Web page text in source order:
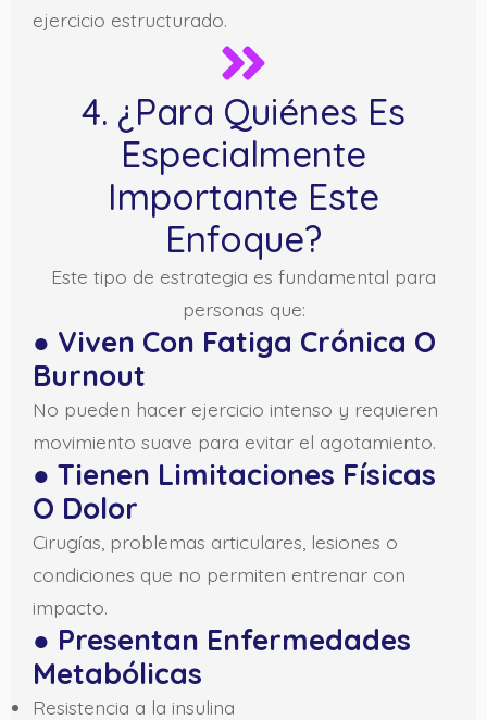
ejercicio estructurado.
4. ¿Para Quiénes Es
Especialmente
Importante Este
Enfoque?
Este tipo de estrategia es fundamental para
personas que:
● Viven Con Fatiga Crónica O
Burnout
No pueden hacer ejercicio intenso y requieren
movimiento suave para evitar el agotamiento.
● Tienen Limitaciones Físicas
O Dolor
Cirugías, problemas articulares, lesiones o
condiciones que no permiten entrenar con
impacto.
● Presentan Enfermedades
Metabólicas
Resistencia a la insulina